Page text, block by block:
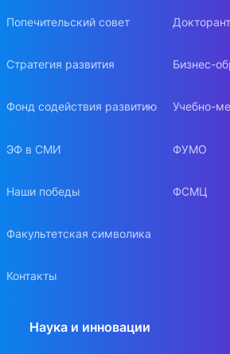
Попечительский совет
Стратегия развития
Фонд содействия развитию
ЭФ в СМИ
Наши победы
Факультетская символика
Контакты
Бизнес-
Учебно-
ФУМО
ФСМЦ
Наука и инновации